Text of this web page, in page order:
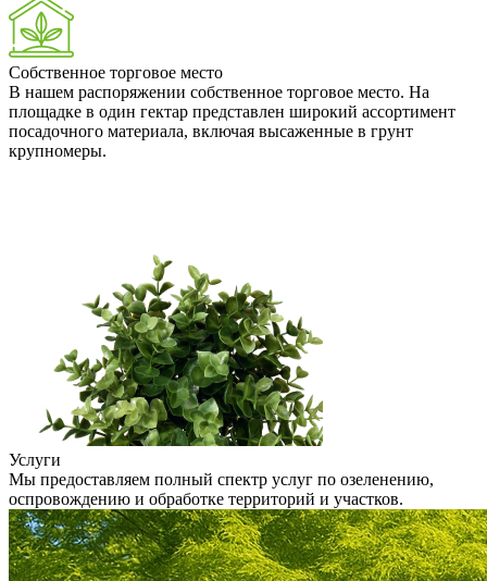
Собственное торговое место
В нашем распоряжении собственное торговое место. На
площадке в один гектар представлен широкий ассортимент
посадочного материала, включая высаженные в грунт
крупномеры.
Услуги
Мы предоставляем полный спектр услуг по озеленению,
оспровождению и обработке территорий и участков.